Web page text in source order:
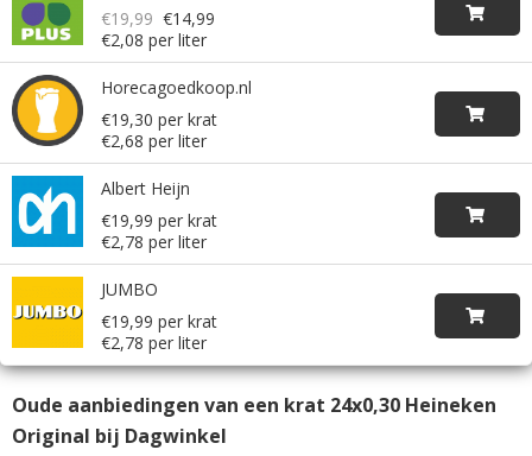
€19,99 €14,99
€2,08 per liter
Horecagoedkoop.nl
€19,30 per krat
€2,68 per liter
Albert Heijn
€19,99 per krat
€2,78 per liter
JUMBO
€19,99 per krat
€2,78 per liter
Oude aanbiedingen van een krat 24x0,30 Heineken
Original bij Dagwinkel